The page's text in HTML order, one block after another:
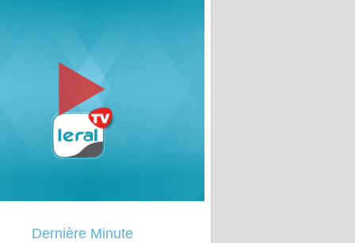
Dernière Minute